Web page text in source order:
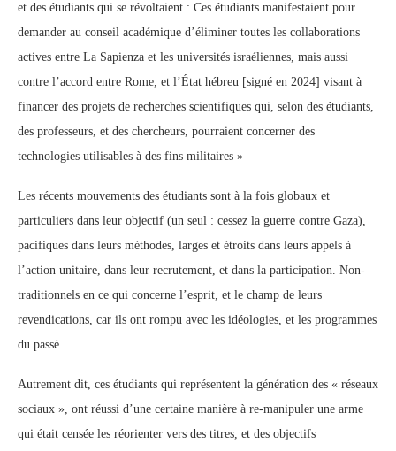
et des étudiants qui se révoltaient : Ces étudiants manifestaient pour
demander au conseil académique d’éliminer toutes les collaborations
actives entre La Sapienza et les universités israéliennes, mais aussi
contre l’accord entre Rome, et l’État hébreu [signé en 2024] visant à
financer des projets de recherches scientifiques qui, selon des étudiants,
des professeurs, et des chercheurs, pourraient concerner des
technologies utilisables à des fins militaires »
Les récents mouvements des étudiants sont à la fois globaux et
particuliers dans leur objectif (un seul : cessez la guerre contre Gaza),
pacifiques dans leurs méthodes, larges et étroits dans leurs appels à
l’action unitaire, dans leur recrutement, et dans la participation. Non-
traditionnels en ce qui concerne l’esprit, et le champ de leurs
revendications, car ils ont rompu avec les idéologies, et les programmes
du passé.
Autrement dit, ces étudiants qui représentent la génération des « réseaux
sociaux », ont réussi d’une certaine manière à re-manipuler une arme
qui était censée les réorienter vers des titres, et des objectifs